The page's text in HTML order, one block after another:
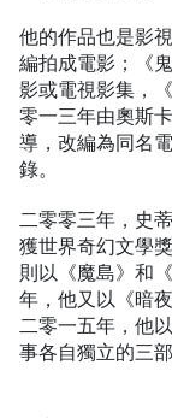
他的作品也是影
編拍成電影；《
影或電視影集，
零一三年由奧斯
導，改編為同名
錄。
二零零三年，史
獲世界奇幻文學
則以《魔島》和
年，他又以《暗
二零一五年，他
事各自獨立的三